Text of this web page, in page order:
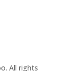
All rights